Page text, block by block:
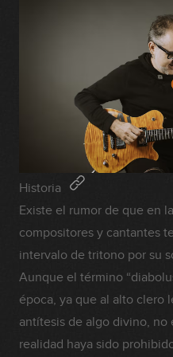
Historia
Existe el rumor de que en
compositores y cantantes
intervalo de tritono por su
Aunque el término
época, ya que al alto clero
antítesis de algo divino,
realidad haya sido